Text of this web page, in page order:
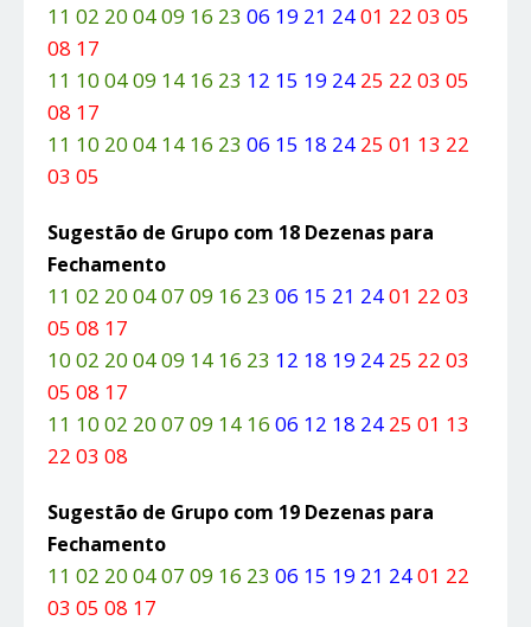
11 02 20 04 09 16 23 06 19 21 2401 22 03 05
08 17
11 10 04 09 14 16 23 12 15 19 24 25 22 03 05
08 17
11 10 20 04 14 16 23 06 15 18 24 25 01 13 22
03 05
Sugestão de Grupo com 18 Dezenas para
Fechamento
11 02 20 04 07 09 16 23 06 15 21 2401 22 03
05 08 17
10 02 20 04 09 14 16 23 12 18 19 24 25 22 03
05 08 17
11 10 02 20 07 09 14 16 06 12 18 24 25 01 13
22 03 08
Sugestão de Grupo com 19 Dezenas para
Fechamento
11 02 20 04 07 09 16 23 06 15 19 21 2401 22
03 05 08 17